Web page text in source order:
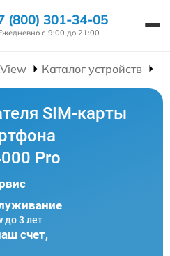
(800) 301-34-05
с 9:00 до 21:00
Каталог устройств
SIM-карты
Pro
до 3 лет
счет,